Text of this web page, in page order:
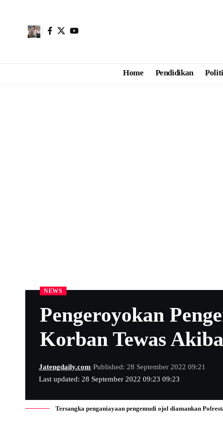
Home Pendidikan
NEWS
Pengeroyokan
Korban Tewas
Last updated: 28 September 2022 09:23 09:23
Jatengdaily.com Published: 28 September 2022 09:21
Tersangka penganiayaan pengemudi ojol diamankan